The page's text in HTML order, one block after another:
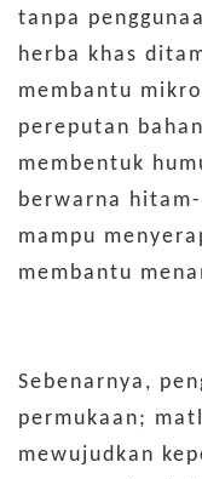
tanpa
herba khas
membantu
pereputan
membentuk
berwarna
mampu
membantu
Sebenarnya,
permukaan;
mewujudkan